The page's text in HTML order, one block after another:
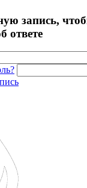
запись,
ответе